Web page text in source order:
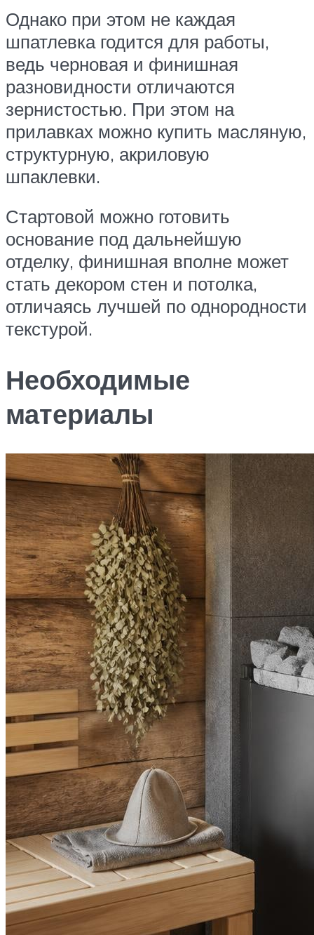
Однако при этом не каждая
шпатлевка годится для работы,
ведь черновая и финишная
разновидности отличаются
зернистостью. При этом на
прилавках можно купить масляную,
структурную, акриловую
шпаклевки.
Стартовой можно готовить
основание под дальнейшую
отделку, финишная вполне может
стать декором стен и потолка,
отличаясь лучшей по однородности
текстурой.
Необходимые
материалы